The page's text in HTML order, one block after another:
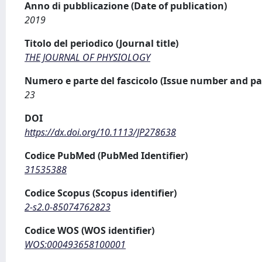
Anno di pubblicazione (Date of publication)
2019
Titolo del periodico (Journal title)
THE JOURNAL OF PHYSIOLOGY
Numero e parte del fascicolo (Issue number and
23
DOI
https://dx.doi.org/10.1113/JP278638
Codice PubMed (PubMed Identifier)
31535388
Codice Scopus (Scopus identifier)
2-s2.0-85074762823
Codice WOS (WOS identifier)
WOS:000493658100001